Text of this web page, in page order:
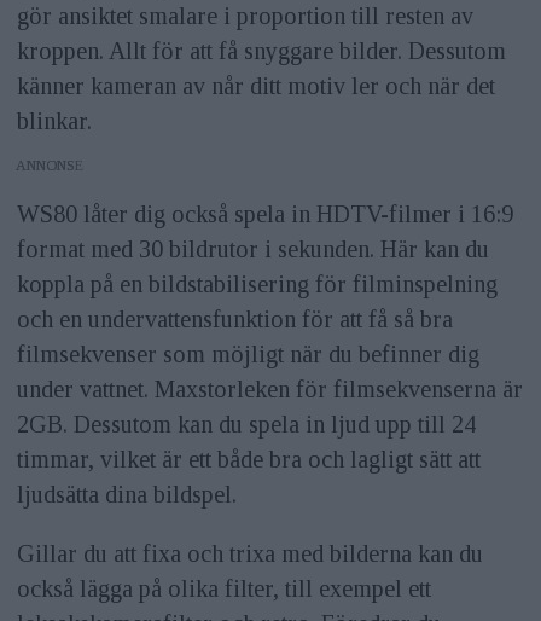
gör ansiktet smalare i proportion till resten av
kroppen. Allt för att få snyggare bilder. Dessutom
känner kameran av når ditt motiv ler och när det
blinkar.
ANNONS
WS80 låter dig också spela in HDTV-filmer i 16:9
format med 30 bildrutor i sekunden. Här kan du
koppla på en bildstabilisering för filminspelning
och en undervattensfunktion för att få så bra
filmsekvenser som möjligt när du befinner dig
under vattnet. Maxstorleken för filmsekvenserna är
2GB. Dessutom kan du spela in ljud upp till 24
timmar, vilket är ett både bra och lagligt sätt att
ljudsätta dina bildspel.
Gillar du att fixa och trixa med bilderna kan du
också lägga på olika filter, till exempel ett